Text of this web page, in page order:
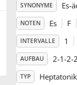
SYNONYME Es-
NOTEN Es F
INTERVALLE 1
AUFBAU 2-1-2-
TYP